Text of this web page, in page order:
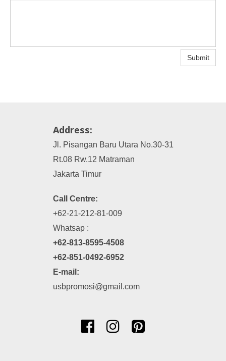
Submit
Address:
Jl. Pisangan Baru Utara No.30-31
Rt.08 Rw.12 Matraman
Jakarta Timur
Call Centre:
+62-21-212-81-009
Whatsap :
+62-813-8595-4508
+62-851-0492-6952
E-mail:
usbpromosi@gmail.com
  